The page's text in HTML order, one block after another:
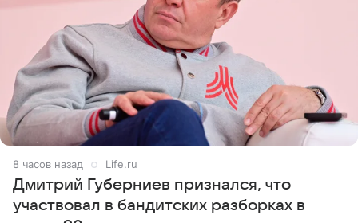
8 часов назад Life.ru
Дмитрий Губерниев признался, что
участвовал в бандитских разборках в